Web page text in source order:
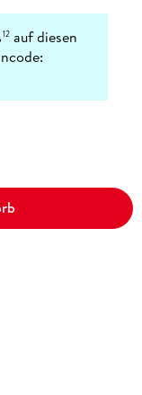
12 auf diesen